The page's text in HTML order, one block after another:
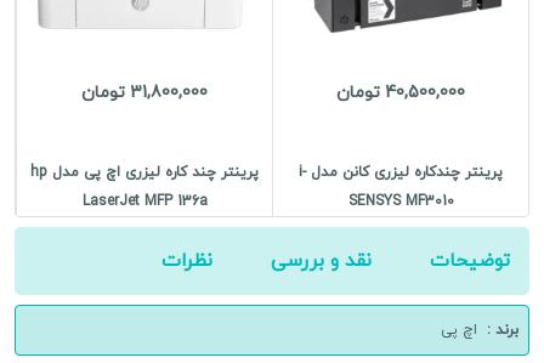
40,500,000 تومان
پرینتر چندکاره لیزری کانن مدل i-
SENSYS MF3010
31,800,000 تومان
پرینتر چند کاره لیزری اچ پی مدل hp
LaserJet MFP 136a
توضیحات نقد و بررسی نظرات
برند : اچ پی